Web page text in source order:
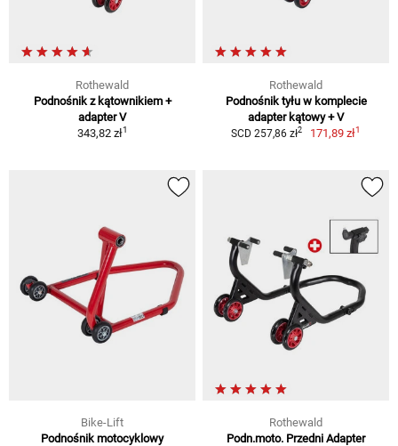
Rothewald
Podnośnik z kątownikiem +
adapter V
343,82 zł1
Rothewald
Podnośnik tyłu w komplecie
adapter kątowy + V
SCD 257,86 zł2 171,89 zł1
Bike-Lift
Podnośnik motocyklowy
Rothewald
Podn.moto. Przedni Adapter